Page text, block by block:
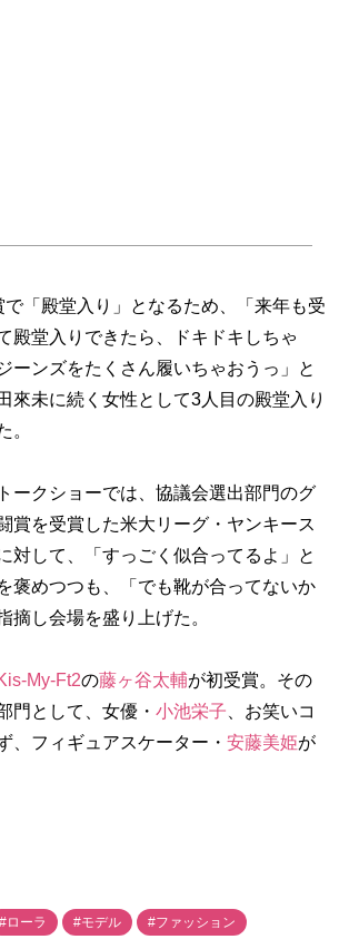
「殿堂入り」となるため、「来年も受
殿堂入りできたら、ドキドキしちゃ
ーンズをたくさん履いちゃおうっ」と
來未に続く女性として3人目の殿堂入り
。
ークショーでは、協議会選出部門のグ
賞を受賞した米大リーグ・ヤンキース
対して、「すっごく似合ってるよ」と
褒めつつも、「でも靴が合ってないか
摘し会場を盛り上げた。
My-Ft2の藤ヶ谷太輔が初受賞。その
門として、女優・ 小池栄子 、お笑いコ
、フィギュアスケーター・ 安藤美姫が
#ローラ #モデル #ファッション